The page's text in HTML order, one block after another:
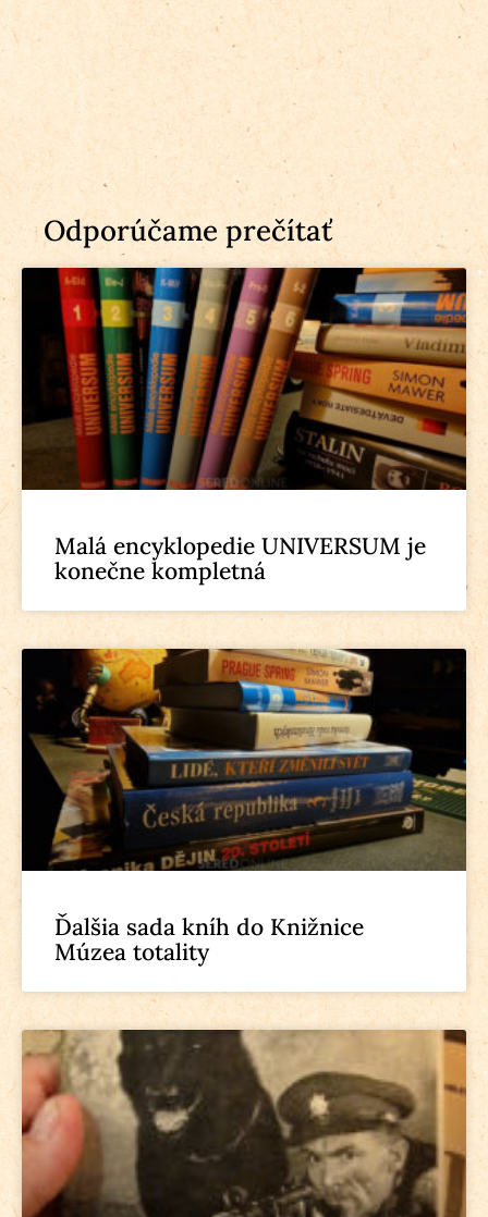
Odporúčame prečítať
Malá encyklopedie UNIVERSUM je
konečne kompletná
Ďalšia sada kníh do Knižnice
Múzea totality